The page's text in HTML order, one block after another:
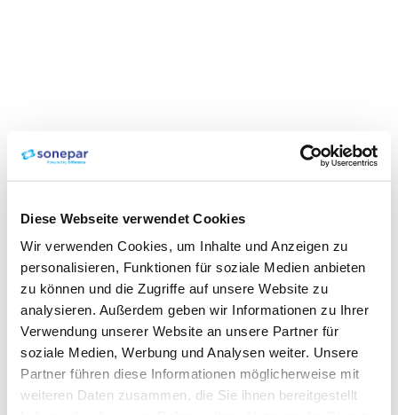
Diese Webseite verwendet Cookies
Wir verwenden Cookies, um Inhalte und Anzeigen zu
personalisieren, Funktionen für soziale Medien anbieten
zu können und die Zugriffe auf unsere Website zu
analysieren. Außerdem geben wir Informationen zu Ihrer
Verwendung unserer Website an unsere Partner für
soziale Medien, Werbung und Analysen weiter. Unsere
Partner führen diese Informationen möglicherweise mit
weiteren Daten zusammen, die Sie ihnen bereitgestellt